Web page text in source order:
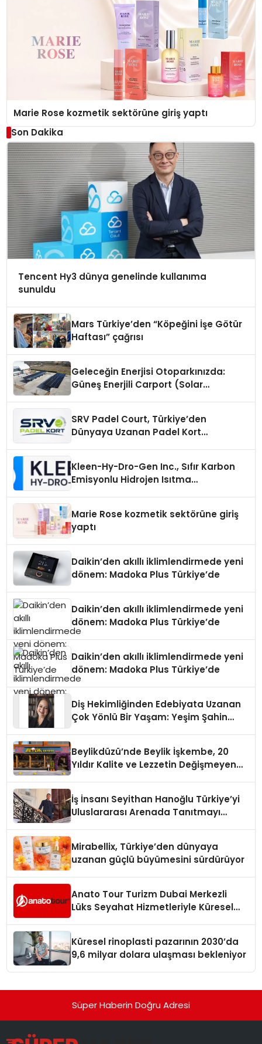
Marie Rose kozmetik sektörüne giriş yaptı
Son Dakika
Tencent Hy3 dünya genelinde kullanıma
sunuldu
Mars Türkiye’den “Köpeğini İşe Götür
Haftası” çağrısı
Geleceğin Enerjisi Otoparkınızda:
Güneş Enerjili Carport (Solar
SRV Padel Court, Türkiye’den
Dünyaya Uzanan Padel Kort
Kleen-Hy-Dro-Gen Inc., Sıfır Karbon
Emisyonlu Hidrojen Isıtma
Marie Rose kozmetik sektörüne giriş
yaptı
Daikin’den akıllı iklimlendirmede yeni
dönem: Madoka Plus Türkiye’de
Daikin’den akıllı iklimlendirmede yeni
dönem: Madoka Plus Türkiye’de
Daikin’den akıllı iklimlendirmede yeni
dönem: Madoka Plus Türkiye’de
Diş Hekimliğinden Edebiyata Uzanan
Çok Yönlü Bir Yaşam: Yeşim Şahin
Beylikdüzü’nde Beylik İşkembe, 20
Yıldır Kalite ve Lezzetin Değişmeyen
İş İnsanı Seyithan Hanoğlu Türkiye’yi
Uluslararası Arenada Tanıtmayı
Mirabellix, Türkiye’den dünyaya
uzanan güçlü büyümesini sürdürüyor
Anato Tour Turizm Dubai Merkezli
Lüks Seyahat Hizmetleriyle Küresel
Küresel rinoplasti pazarının 2030’da
9,6 milyar dolara ulaşması bekleniyor
Süper Haberin Doğru Adresi